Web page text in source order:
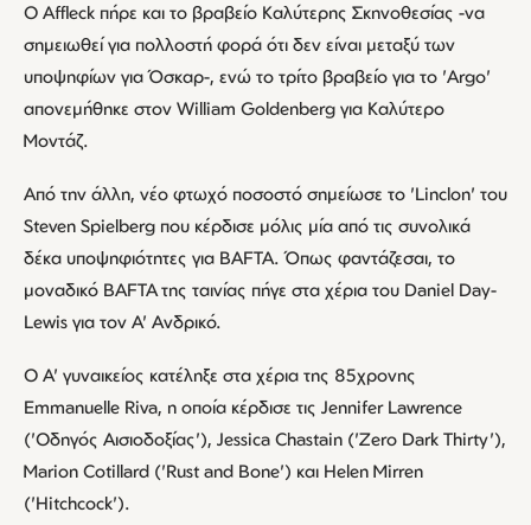
Ο Affleck πήρε και το βραβείο Καλύτερης Σκηνοθεσίας -να
σημειωθεί για πολλοστή φορά ότι δεν είναι μεταξύ των
υποψηφίων για Όσκαρ-, ενώ το τρίτο βραβείο για το 'Argo'
απονεμήθηκε στον William Goldenberg για Καλύτερο
Μοντάζ.
Από την άλλη, νέο φτωχό ποσοστό σημείωσε το 'Linclon' του
Steven Spielberg που κέρδισε μόλις μία από τις συνολικά
δέκα υποψηφιότητες για BAFTA. Όπως φαντάζεσαι, το
μοναδικό BAFTA της ταινίας πήγε στα χέρια του Daniel Day-
Lewis για τον Α' Ανδρικό.
Ο Α' γυναικείος κατέληξε στα χέρια της 85χρονης
Emmanuelle Riva, η οποία κέρδισε τις Jennifer Lawrence
('Οδηγός Αισιοδοξίας'), Jessica Chastain ('Zero Dark Thirty'),
Marion Cotillard ('Rust and Bone') και Helen Mirren
('Hitchcock').